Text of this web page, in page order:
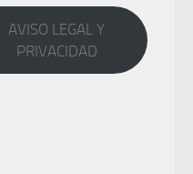
AVISO LEGAL Y
PRIVACIDAD